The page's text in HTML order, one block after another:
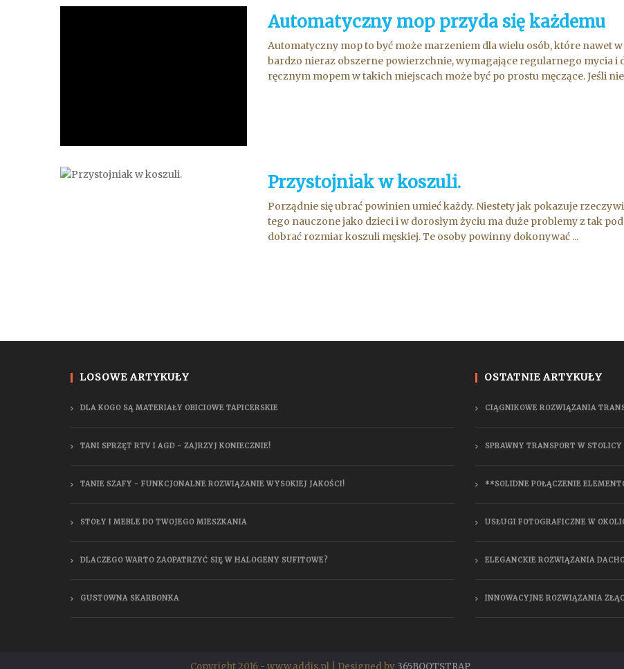
Automatyczny mop przyda się każdemu
Automatyczny mop to być może marzeniem dla wielu osób, które nawet
bardzo nieraz obszerne powierzchnie, wymagające regularnego mycia i
ręcznym mopem w takich miejscach może być po prostu męczące. Jeśli
Przystojniak w koszuli.
Porządnie się ubrać powinien umieć każdy. Niestety jak pokazuje
tego nauczone jako dzieci i w dorosłym życiu ma duże problemy z tak
dobrać rozmiar koszuli męskiej. Te osoby powinny dokonywać ...
LOSOWE ARTYKUŁY
DLA KOGO SĄ MATERIAŁY OBICIOWE TAPICERSKIE
TANI SPRZĘT RTV I AGD - ZAJRZYJ KONIECZNIE!
TANIE SZAFY - FUNKCJONALNE ROZWIĄZANIE WYSOKIEJ JAKOŚCI!
STOŁY I MEBLE DO TWOJEGO MIESZKANIA
DLACZEGO WARTO ZAOPATRZYĆ SIĘ W HALOGENY SUFITOWE?
GUSTOWNA SKARBONKA
OSTATNIE ARTYKUŁY
CIĄGNIKOWE ROZWIĄZANIA
SPRAWNY TRANSPORT W STOLICY
**SOLIDNE POŁĄCZENIE
USŁUGI FOTOGRAFICZNE W
ELEGANCKIE ROZWIĄZANIA
INNOWACYJNE ROZWIĄZANIA